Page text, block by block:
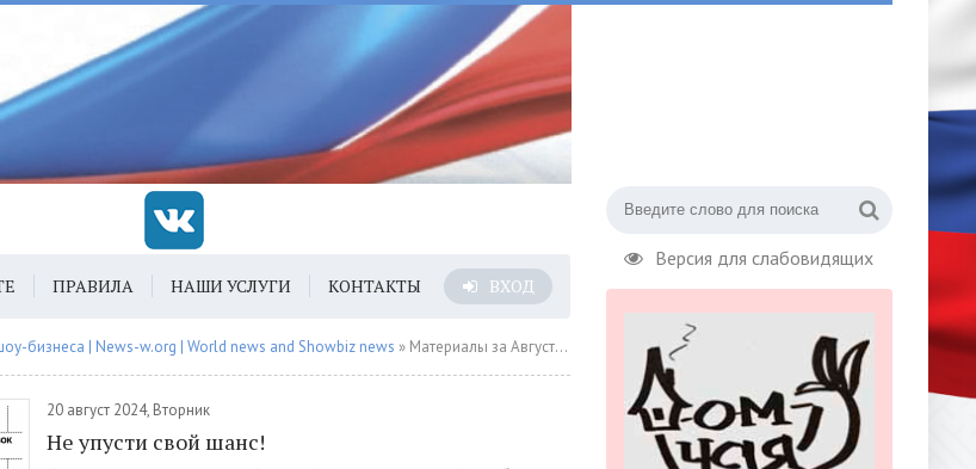
Версия для слабовидящих
ПРАВИЛА НАШИ УСЛУГИ КОНТАКТЫ ВХОД
бизнеса | News-w.org | World news and Showbiz news » Материалы за Август 2024 года » Страница 10
20 август 2024, Вторник
Не упусти свой шанс!